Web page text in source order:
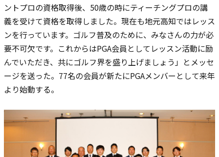
ントプロの資格取得後、50歳の時にティーチングプロの講
義を受けて資格を取得しました。現在も地元高知ではレッス
ンを行っています。ゴルフ普及のために、みなさんの力が必
要不可欠です。これからはPGA会員としてレッスン活動に励
んでいただき、共にゴルフ界を盛り上げましょう」とメッセ
ージを送った。 77名の会員が新たにPGAメンバーとして来年
より始動する。